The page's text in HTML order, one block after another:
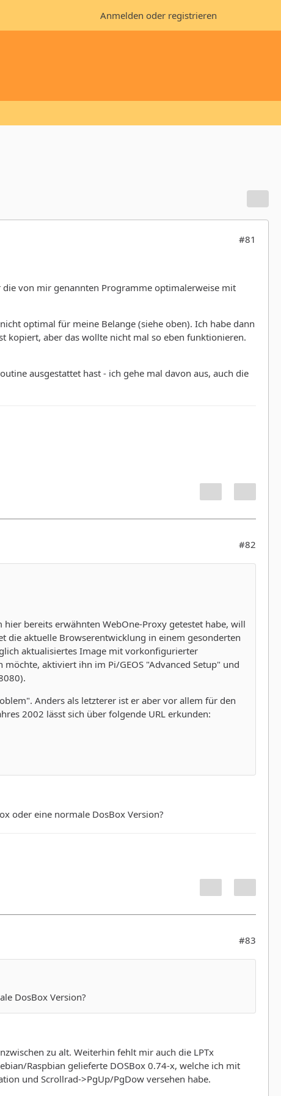
Anmelden oder registrieren
#81
von mir genannten Programme optimalerweise mit
optimal für meine Belange (siehe oben). Ich habe dann
kopiert, aber das wollte nicht mal so eben funktionieren.
ausgestattet hast - ich gehe mal davon aus, auch die
#82
bereits erwähnten WebOne-Proxy getestet habe, will
die aktuelle Browserentwicklung in einem gesonderten
aktualisiertes Image mit vorkonfigurierter
aktiviert ihn im Pi/GEOS "Advanced Setup" und
Anders als letzterer ist er aber vor allem für den
2002 lässt sich über folgende URL erkunden:
oder eine normale DosBox Version?
#83
DosBox Version?
zu alt. Weiterhin fehlt mir auch die LPTx
Raspbian gelieferte DOSBox 0.74-x, welche ich mit
und Scrollrad->PgUp/PgDow versehen habe.